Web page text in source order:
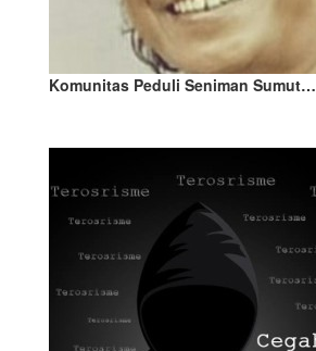
Komunitas Peduli Seniman Sumut…